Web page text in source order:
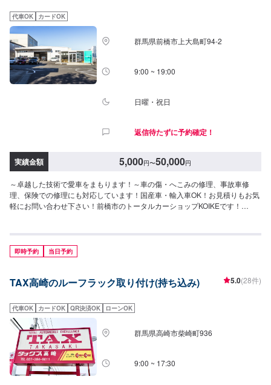
代車OK カードOK
群馬県前橋市上大島町94-2
9:00 ~ 19:00
日曜・祝日
返信待たずに予約確定！
実績金額 5,000円〜50,000円
～卓越した技術で愛車をまもります！～車の傷・へこみの修理、事故車修
理、保険での修理にも対応しています！国産車・輸入車OK！お見積りもお気
軽にお問い合わせ下さい！前橋市のトータルカーショップKOIKEです！
種多様な自動車を骨格(フレーム)修正作業することができる3Dジグ修正機
SERIE100の両方を所有しており、全ての復元作業に妥協しない高い技術力
と最新設備を揃え完成度の高い修理をご提供します。国産車はもちろん、輸
はお気軽にご相談ください！--------------------------------------------------【1】オフ
業開始【4】仕上がり次第納車-----納期について-----納期は通常1日～2日程度
で納車となります。(要相談)納期は前後する場合がございます。予めご了承く
ださい。-----パーツ持ち込みについて-----パーツの持ち込み可能です。オファ
ーにて詳細をお願い致します。-----代車について-----無料の代車をご用意して
います。お車の作業中は代車をご利用ください。※代車の燃料代はお客様にご
負担いただいております。-----ご来店時の注意、受付方法-----JR前橋大島駅北
口から北西方向へ進み1つ目の交差点を右に次の交差点を左に進むと右側に工
即時予約 当日予約
TAX高崎のルーフラック取り付け(持ち込み) 5.0(28件)
代車OK カードOK QR決済OK ローンOK
群馬県高崎市柴崎町936
9:00 ~ 17:30